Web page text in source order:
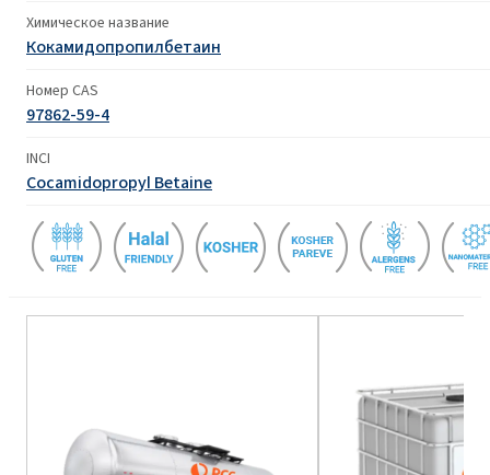
Химическое название
Кокамидопропилбетаин
Номер CAS
97862-59-4
INCI
Cocamidopropyl Betaine